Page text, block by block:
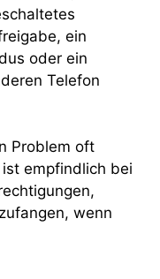
ein
oder ein
Telefon
Problem oft
empfindlich bei
wenn